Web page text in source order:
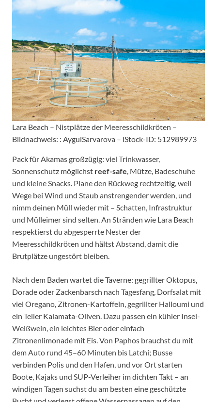
Lara Beach – Nistplätze der Meeresschildkröten –
Bildnachweis: : AygulSarvarova – iStock-ID: 512989973
Pack für Akamas großzügig: viel Trinkwasser,
Sonnenschutz möglichst reef-safe, Mütze, Badeschuhe
und kleine Snacks. Plane den Rückweg rechtzeitig, weil
Wege bei Wind und Staub anstrengender werden, und
nimm deinen Müll wieder mit – Schatten, Infrastruktur
und Mülleimer sind selten. An Stränden wie Lara Beach
respektierst du abgesperrte Nester der
Meeresschildkröten und hältst Abstand, damit die
Brutplätze ungestört bleiben.
Nach dem Baden wartet die Taverne: gegrillter Oktopus,
Dorade oder Zackenbarsch nach Tagesfang, Dorfsalat mit
viel Oregano, Zitronen-Kartoffeln, gegrillter Halloumi und
ein Teller Kalamata-Oliven. Dazu passen ein kühler Insel-
Weißwein, ein leichtes Bier oder einfach
Zitronenlimonade mit Eis. Von Paphos brauchst du mit
dem Auto rund 45–60 Minuten bis Latchi; Busse
verbinden Polis und den Hafen, und vor Ort starten
Boote, Kajaks und SUP-Verleiher im dichten Takt – an
windigen Tagen suchst du am besten eine geschützte